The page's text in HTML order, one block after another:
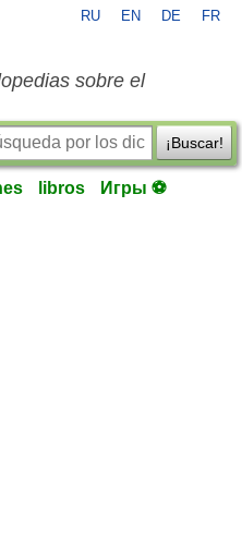
RU EN DE FR
sobre el
¡Buscar!
libros Игры ⚽